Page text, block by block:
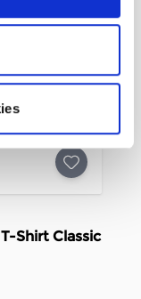
Shirt Classic